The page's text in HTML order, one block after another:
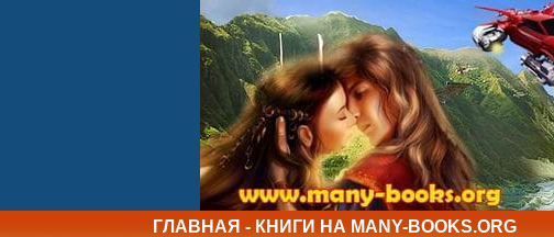
ГЛАВНАЯ - КНИГИ НА MANY-BOOKS.ORG